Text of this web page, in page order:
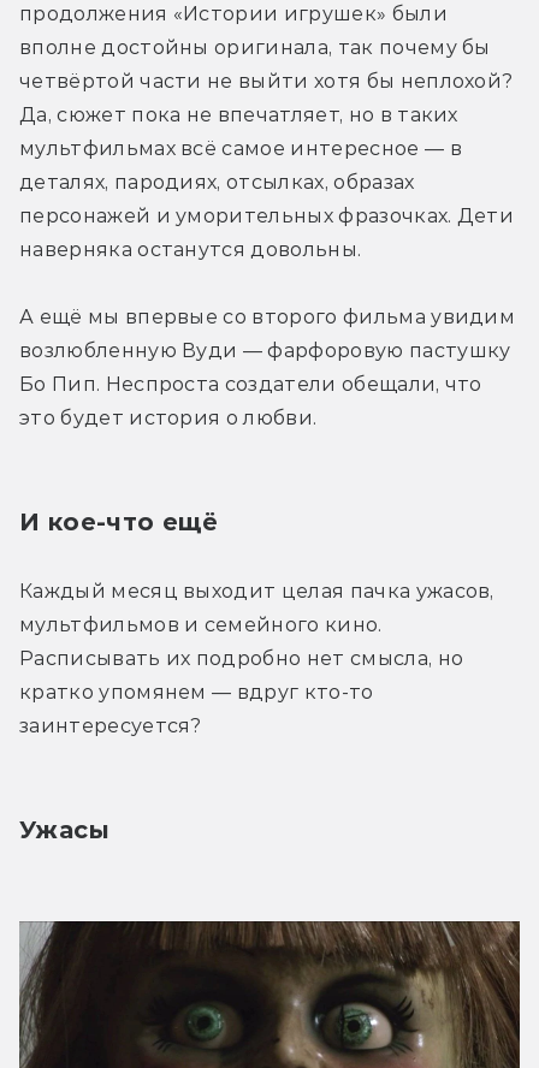
продолжения «Истории игрушек» были
вполне достойны оригинала, так почему бы
четвёртой части не выйти хотя бы неплохой?
Да, сюжет пока не впечатляет, но в таких
мультфильмах всё самое интересное — в
деталях, пародиях, отсылках, образах
персонажей и уморительных фразочках. Дети
наверняка останутся довольны.
А ещё мы впервые со второго фильма увидим
возлюбленную Вуди — фарфоровую пастушку
Бо Пип. Неспроста создатели обещали, что
это будет история о любви.
И кое-что ещё
Каждый месяц выходит целая пачка ужасов,
мультфильмов и семейного кино.
Расписывать их подробно нет смысла, но
кратко упомянем — вдруг кто-то
заинтересуется?
Ужасы